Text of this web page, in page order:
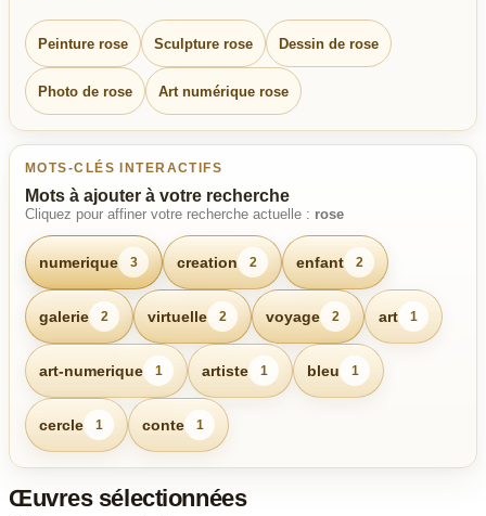
Peinture rose Sculpture rose Dessin de rose
Photo de rose Art numérique rose
MOTS-CLÉS INTERACTIFS
Mots à ajouter à votre recherche
Cliquez pour affiner votre recherche actuelle : rose
numerique 3 creation 2 enfant 2
galerie 2 virtuelle 2 voyage 2 art 1
art-numerique 1 artiste 1 bleu 1
cercle 1 conte 1
Œuvres sélectionnées